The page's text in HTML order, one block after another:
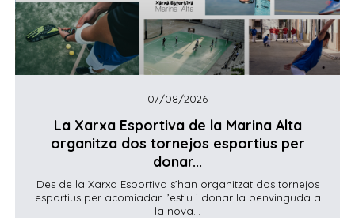
07/08/2026
La Xarxa Esportiva de la Marina Alta
organitza dos tornejos esportius per
donar...
Des de la Xarxa Esportiva s’han organitzat dos tornejos
esportius per acomiadar l’estiu i donar la benvinguda a
la nova...